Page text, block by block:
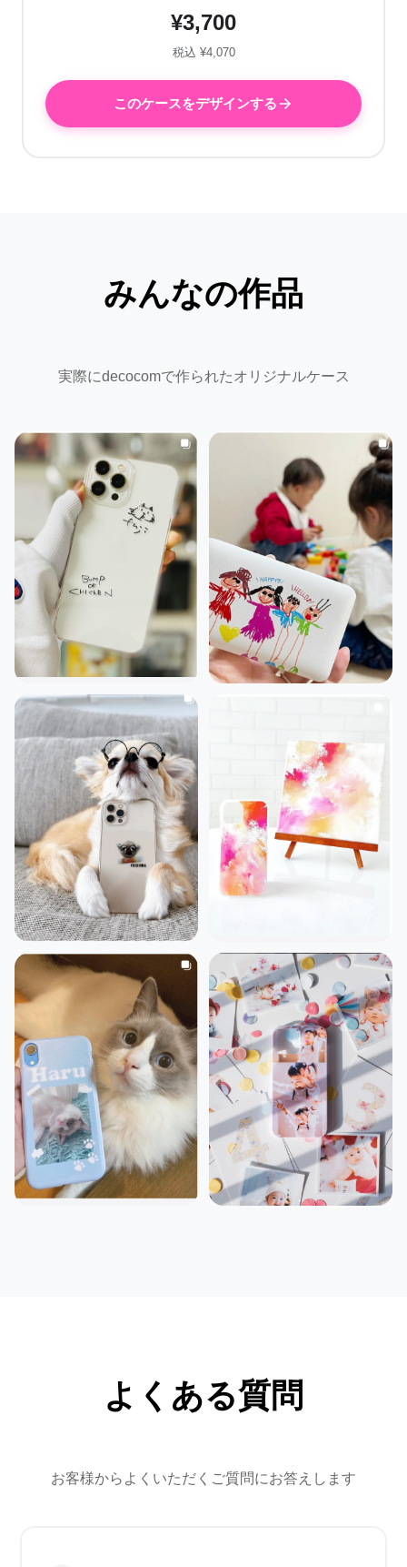
¥3,700
税込 ¥4,070
このケースをデザインする
みんなの作品
実際にdecocomで作られたオリジナルケース
よくある質問
お客様からよくいただくご質問にお答えします